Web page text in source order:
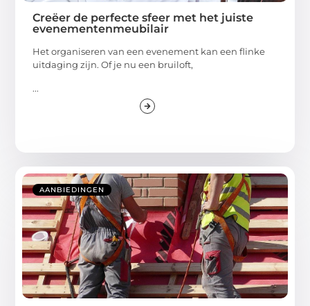
Creëer de perfecte sfeer met het juiste
evenementenmeubilair
Het organiseren van een evenement kan een flinke
uitdaging zijn. Of je nu een bruiloft,
...
AANBIEDINGEN